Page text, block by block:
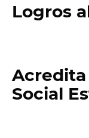
Logros
Social